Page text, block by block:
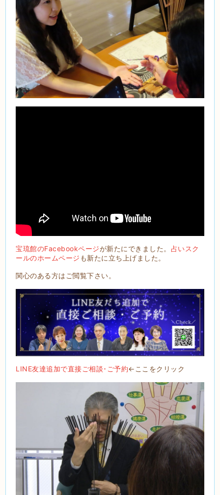
宝琉館のFacebookページが新たにできました。 占いスク
ールのホームページ も新たに立ち上げました。
関心のある方はご閲覧下さい。
LINE友達追加で直接ご相談･ご予約←ここをクリック